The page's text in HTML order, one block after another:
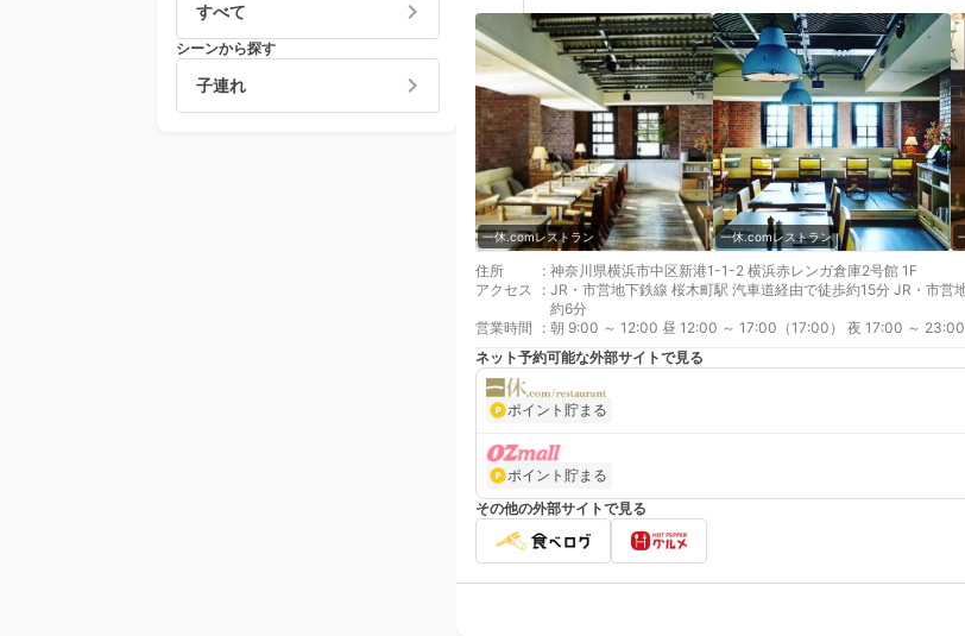
すべて
シーンから探す
子連れ
一休.comレストラン 一休.comレストラン
住所 : 神奈川県横浜市中区新港1-1-2 横浜赤レンガ倉庫2号館 1F
アクセス
: JR・市営地下鉄線 桜木町駅 汽車道経由で徒歩約15分 JR・市
約6分
営業時間
:
朝 9:00 ～ 12:00 昼 12:00 ～ 17:00（17:00） 夜 17:00 ～
ネット予約可能な外部サイトで見る
ポイント貯まる
ポイント貯まる
その他の外部サイトで見る